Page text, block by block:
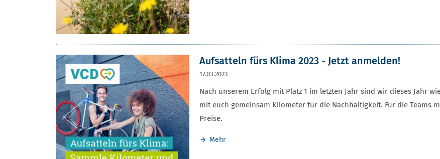
Aufsatteln fürs Klima 2023 - Jetzt anmelden!
17.03.2023
Nach unserem Erfolg mit Platz 1 im letzten Jahr sind wir dieses Jahr
mit euch gemeinsam Kilometer für die Nachhaltigkeit. Für die Teams
Preise.
Mehr